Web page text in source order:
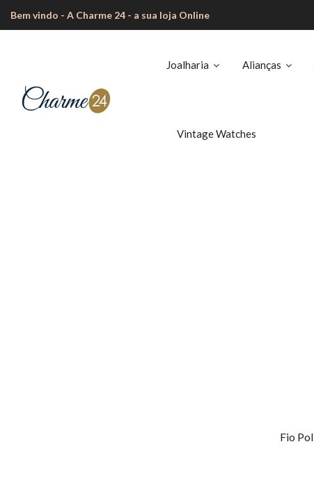
Bem vindo - A Charme 24 - a sua loja Online
Joalharia Alianças
Vintage Watches